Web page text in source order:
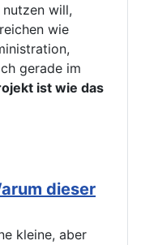
will,
wie
gerade im
ist wie das
dieser
kleine, aber